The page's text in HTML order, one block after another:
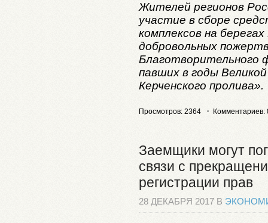
Жителей регионов
участие в сборе
комплексов на
добровольных
Благотворительного
павших в годы
Керченского пролива».
Просмотров: 2364 Комментариев:
Заемщики могут
связи с
регистрации прав
28 ДЕКАБРЯ 2017 В